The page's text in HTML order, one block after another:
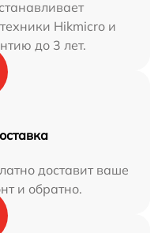
Hikmicro и
до 3 лет.
доставит ваше
и обратно.